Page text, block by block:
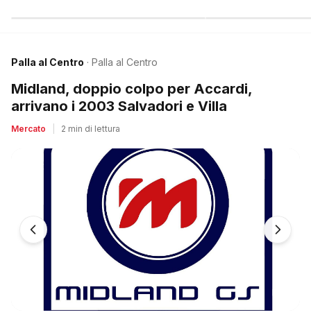
Palla al Centro · Palla al Centro
Midland, doppio colpo per Accardi,
arrivano i 2003 Salvadori e Villa
Mercato 2 min di lettura